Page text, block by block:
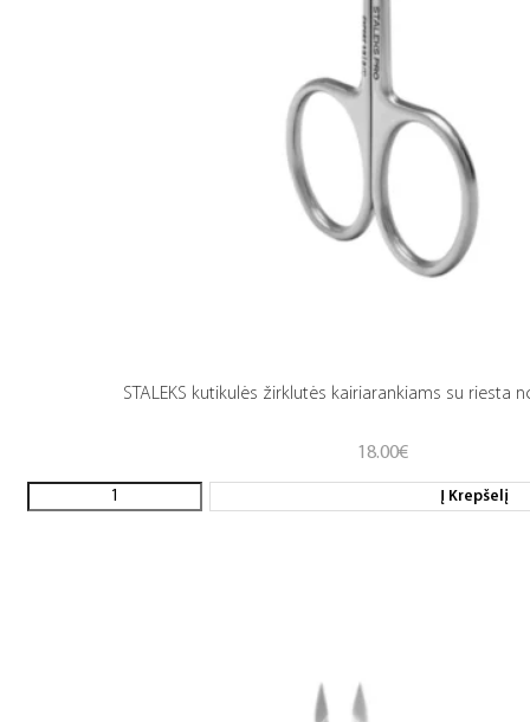
STALEKS kutikulės žirklutės kairiarankiams su riesta
18.00€
Į Krepšelį